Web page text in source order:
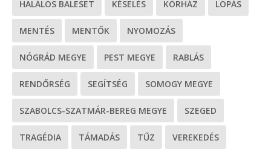
HALÁLOS BALESET KÉSELÉS KÓRHÁZ LOPÁS
MENTÉS MENTŐK NYOMOZÁS
NÓGRÁD MEGYE PEST MEGYE RABLÁS
RENDŐRSÉG SEGÍTSÉG SOMOGY MEGYE
SZABOLCS-SZATMÁR-BEREG MEGYE SZEGED
TRAGÉDIA TÁMADÁS TŰZ VEREKEDÉS